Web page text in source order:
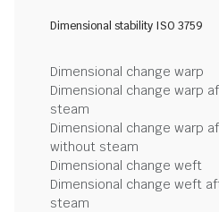
Dimensional stability ISO 3759
Dimensional change warp
Dimensional change warp
steam
Dimensional change warp
without steam
Dimensional change weft
Dimensional change weft
steam